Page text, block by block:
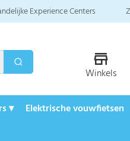
Experience Centers
Winkels
▾ Elektrische vouwfietsen